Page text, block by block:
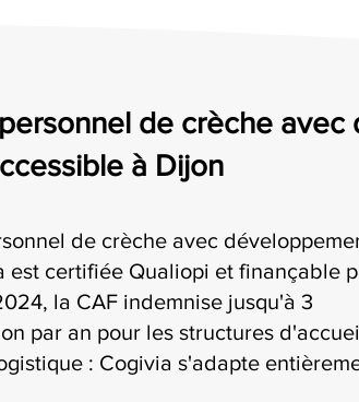
de crèche
à Dijon
de crèche avec
est certifiée Qualiopi et finançable
la CAF indemnise jusqu'à 3
par an pour les structures
: Cogivia s'adapte